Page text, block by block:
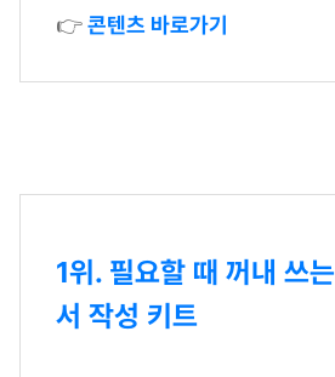
👉콘텐츠 바로가기
1위. 필요할 때 꺼내 쓰
서 작성 키트